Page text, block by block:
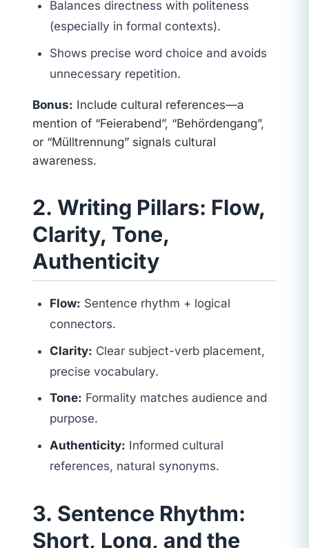
Balances directness with politeness
(especially in formal contexts).
Shows precise word choice and avoids
unnecessary repetition.
Bonus: Include cultural references—a
mention of “Feierabend”, “Behördengang”,
or “Mülltrennung” signals cultural
awareness.
2. Writing Pillars: Flow,
Clarity, Tone,
Authenticity
Flow: Sentence rhythm + logical
connectors.
Clarity: Clear subject-verb placement,
precise vocabulary.
Tone: Formality matches audience and
purpose.
Authenticity: Informed cultural
references, natural synonyms.
3. Sentence Rhythm:
Short, Long, and the